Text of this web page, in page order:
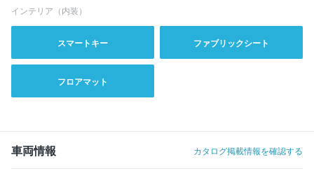
インテリア（内装）
スマートキー ファブリックシート
フロアマット
車両情報 カタログ掲載情報を確認する